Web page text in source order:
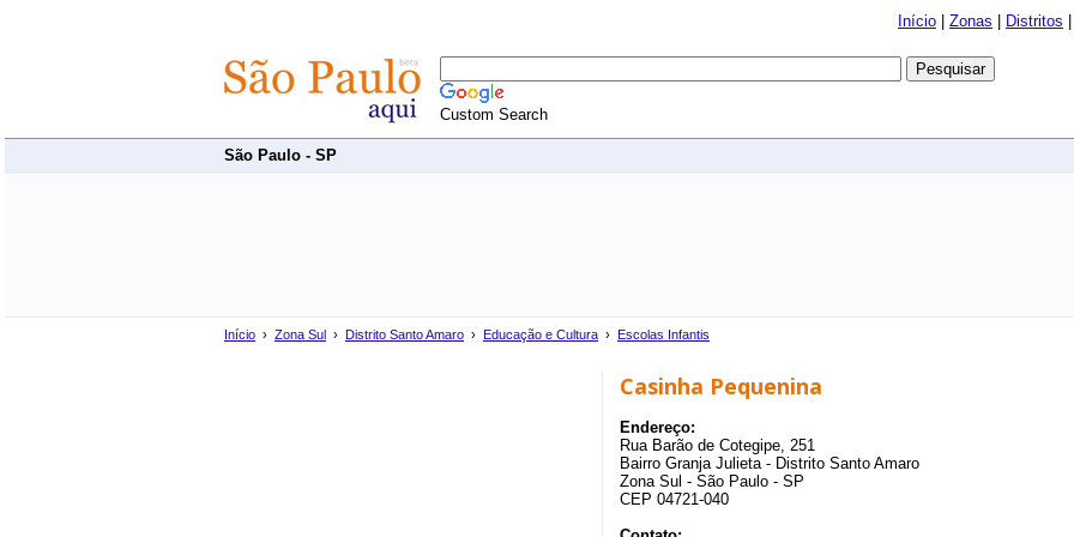
Início Zonas Distritos
Custom Search
São Paulo - SP
Início › Zona Sul › Distrito Santo Amaro › Educação e Cultura › Escolas Infantis
Casinha Pequenina
Endereço:
Rua Barão de Cotegipe, 251
Bairro Granja Julieta - Distrito Santo Amaro
Zona Sul - São Paulo - SP
CEP 04721-040